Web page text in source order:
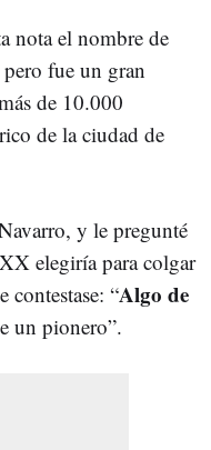
nota el nombre de
fue un gran
de 10.000
de la ciudad de
y le pregunté
elegiría para colgar
contestase: “Algo de
un pionero”.